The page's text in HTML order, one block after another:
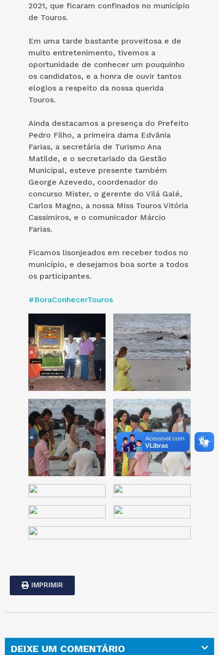
2021, que ficaram confinados no município
de Touros.
Em uma tarde bastante proveitosa e de
muito entretenimento, tivemos a
oportunidade de conhecer um pouquinho
os candidatos, e a honra de ouvir tantos
elogios a respeito da nossa querida
Touros.
Ainda destacamos a presença do Prefeito
Pedro Filho, a primeira dama Edvânia
Farias, a secretária de Turismo Ana
Matilde, e o secretariado da Gestão
Municipal, esteve presente também
George Azevedo, coordenador do
concurso Mister, o gerente do Vilá Galé,
Carlos Magno, a nossa Miss Touros Vitória
Cassimiros, e o comunicador Márcio
Farias.
Ficamos lisonjeados em receber todos no
município, e desejamos boa sorte a todos
os participantes.
#BoraConhecerTouros
IMPRIMIR
DEIXE UM COMENTÁRIO